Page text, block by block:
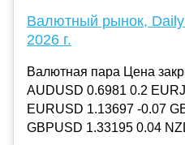
Валютный рынок,
2026 г.
Валютная пара Цена
AUDUSD 0.6981 0.2
EURUSD 1.13697 -0.07
GBPUSD 1.33195 0.04